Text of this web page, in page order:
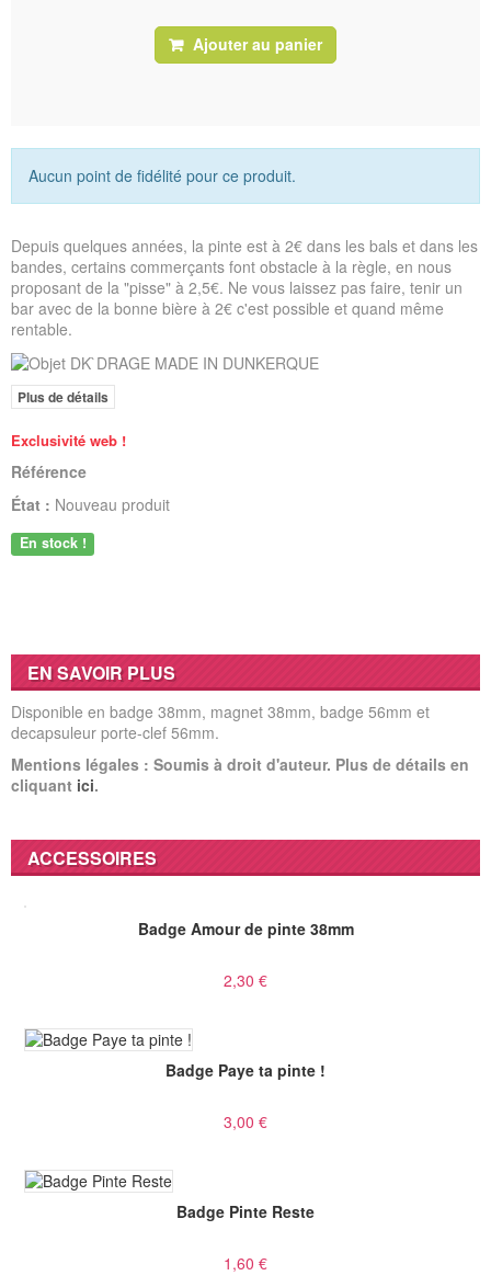
Ajouter au panier
Aucun point de fidélité pour ce produit.
Depuis quelques années, la pinte est à 2€ dans les bals et dans les
bandes, certains commerçants font obstacle à la règle, en nous
proposant de la "pisse" à 2,5€. Ne vous laissez pas faire, tenir un
bar avec de la bonne bière à 2€ c'est possible et quand même
rentable.
Plus de détails
Exclusivité web !
Référence
État : Nouveau produit
En stock !
EN SAVOIR PLUS
Disponible en badge 38mm, magnet 38mm, badge 56mm et
decapsuleur porte-clef 56mm.
Mentions légales : Soumis à droit d'auteur. Plus de détails en
cliquant ici.
ACCESSOIRES
Badge Amour de pinte 38mm
2,30 €
Badge Paye ta pinte !
3,00 €
Badge Pinte Reste
1,60 €